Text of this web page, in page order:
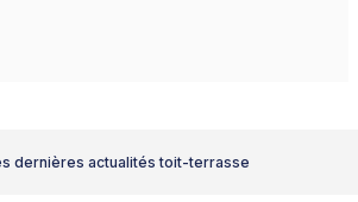
dernières actualités toit-terrasse